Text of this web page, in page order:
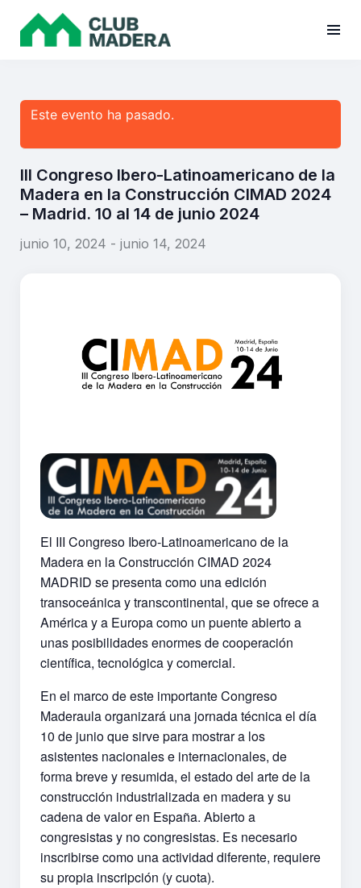
Este evento ha pasado.
III Congreso Ibero-Latinoamericano de la
Madera en la Construcción CIMAD 2024
– Madrid. 10 al 14 de junio 2024
junio 10, 2024 - junio 14, 2024
El III Congreso Ibero-Latinoamericano de la
Madera en la Construcción CIMAD 2024
MADRID se presenta como una edición
transoceánica y transcontinental, que se ofrece a
América y a Europa como un puente abierto a
unas posibilidades enormes de cooperación
científica, tecnológica y comercial.
En el marco de este importante Congreso
Maderaula organizará una jornada técnica el día
10 de junio que sirve para mostrar a los
asistentes nacionales e internacionales, de
forma breve y resumida, el estado del arte de la
construcción industrializada en madera y su
cadena de valor en España. Abierto a
congresistas y no congresistas. Es necesario
inscribirse como una actividad diferente, requiere
su propia inscripción (y cuota).